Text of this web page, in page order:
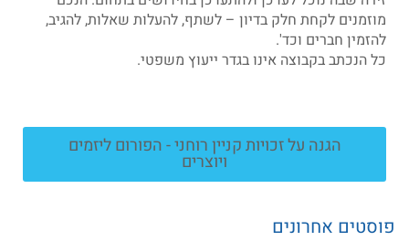
מוזמנים לקחת חלק בדיון – לשתף, להעלות שאלות, להגיב,
להזמין חברים וכד'.
כל הנכתב בקבוצה אינו בגדר ייעוץ משפטי.
הגנה על זכויות קניין רוחני - הפורום ליזמים
ויוצרים
פוסטים אחרונים